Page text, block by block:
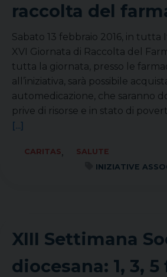
raccolta del
Sabato 13 febbraio 2016, in tutta
XVI Giornata di Raccolta del
tutta la giornata, presso le
all’iniziativa, sarà possibile
automedicazione, che saranno
prive di risorse e in stato di
[...]
CARITAS,
SALUTE
INIZIATIVE
XIII Settimana
diocesana: 1, 3,